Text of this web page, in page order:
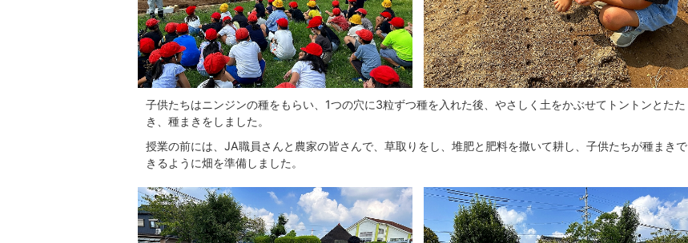
子供たちはニンジンの種をもらい、1つの穴に3粒ずつ種を入れた後、やさしく土をかぶせてトントンとたた
き、種まきをしました。
授業の前には、JA職員さんと農家の皆さんで、草取りをし、堆肥と肥料を撒いて耕し、子供たちが種まきで
きるように畑を準備しました。